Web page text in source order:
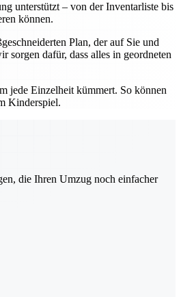
unterstützt – von der Inventarliste bis
können.
Plan, der auf Sie und
sorgen dafür, dass alles in geordneten
jede Einzelheit kümmert. So können
Kinderspiel.
die Ihren Umzug noch einfacher